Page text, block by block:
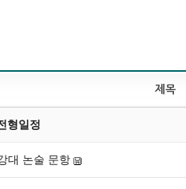
제목
형일정
대 논술 문항